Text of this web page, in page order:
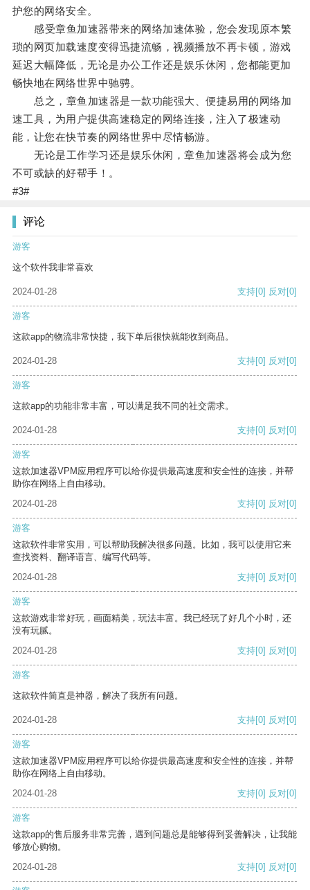
护您的网络安全。
感受章鱼加速器带来的网络加速体验，您会发现原本繁
琐的网页加载速度变得迅捷流畅，视频播放不再卡顿，游戏
延迟大幅降低，无论是办公工作还是娱乐休闲，您都能更加
畅快地在网络世界中驰骋。
总之，章鱼加速器是一款功能强大、便捷易用的网络加
速工具，为用户提供高速稳定的网络连接，注入了极速动
能，让您在快节奏的网络世界中尽情畅游。
无论是工作学习还是娱乐休闲，章鱼加速器将会成为您
不可或缺的好帮手！。
#3#
评论
游客
这个软件我非常喜欢
2024-01-28 支持[0] 反对[0]
游客
这款app的物流非常快捷，我下单后很快就能收到商品。
2024-01-28 支持[0] 反对[0]
游客
这款app的功能非常丰富，可以满足我不同的社交需求。
2024-01-28 支持[0] 反对[0]
游客
这款加速器VPM应用程序可以给你提供最高速度和安全性的连接，并帮
助你在网络上自由移动。
2024-01-28
支持[0] 反对[0]
游客
这款软件非常实用，可以帮助我解决很多问题。比如，我可以使用它来
查找资料、翻译语言、编写代码等。
2024-01-28
支持[0] 反对[0]
游客
这款游戏非常好玩，画面精美，玩法丰富。我已经玩了好几个小时，还
没有玩腻。
2024-01-28
支持[0] 反对[0]
游客
这款软件简直是神器，解决了我所有问题。
2024-01-28 支持[0] 反对[0]
游客
这款加速器VPM应用程序可以给你提供最高速度和安全性的连接，并帮
助你在网络上自由移动。
2024-01-28
支持[0] 反对[0]
游客
这款app的售后服务非常完善，遇到问题总是能够得到妥善解决，让我能
够放心购物。
2024-01-28
支持[0] 反对[0]